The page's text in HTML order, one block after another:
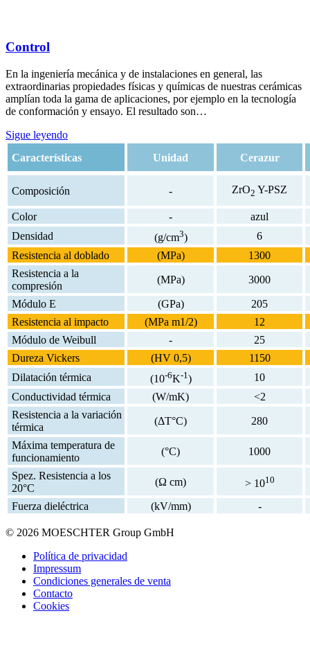
Control
En la ingeniería mecánica y de instalaciones en general, las
extraordinarias propiedades físicas y químicas de nuestras cerámicas
amplían toda la gama de aplicaciones, por ejemplo en la tecnología
de conformación y ensayo. El resultado son…
Sigue leyendo
Características
Unidad Cerazur
Composición - ZrO2 Y-PSZ
Color -
azul
Densidad
(g/cm3)
6
Resistencia al doblado
(MPa)
1300
Resistencia a la
compresión
(MPa) 3000
Módulo E (GPa)
205
Resistencia al impacto
(MPa m1/2)
12
Módulo de Weibull
-
25
Dureza Vickers
(HV 0,5)
1150
Dilatación térmica
(10-6K-1 )
10
Conductividad térmica
(W/mK)
<2
Resistencia a la variación
térmica
(ΔT°C) 280
Máxima temperatura de
funcionamiento
(°C) 1000
Spez. Resistencia a los
20°C
(Ω cm) > 1010
Fuerza dieléctrica (kV/mm) -
© 2026 MOESCHTER Group GmbH
Política de privacidad
Impressum
Condiciones generales de venta
Contacto
Cookies